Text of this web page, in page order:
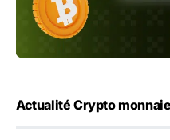
Actualité Crypto monnaie